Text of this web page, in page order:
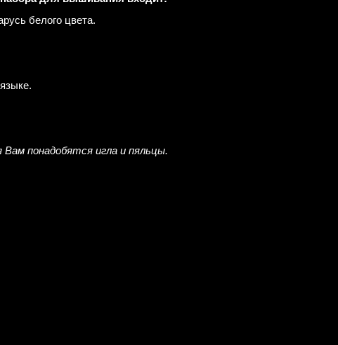
белого цвета.
понадобятся игла и пяльцы.